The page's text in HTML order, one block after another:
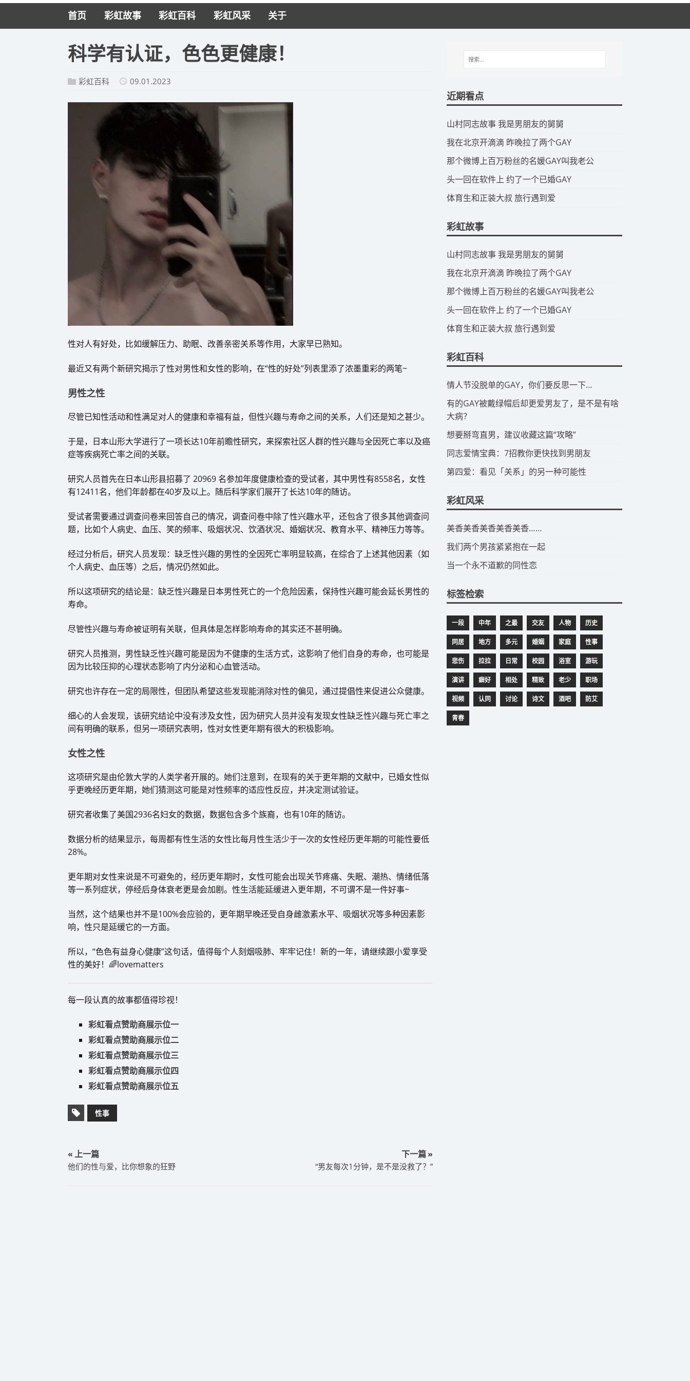
首页 彩虹故事 彩虹百科 彩虹风采 关于
科学有认证，色色更健康！
彩虹百科 09.01.2023
​性对人有好处，比如缓解压力、助眠、改善亲密关系等作用，大家早已熟知。
最近又有两个新研究揭示了性对男性和女性的影响，在“性的好处”列表里添了浓墨重彩的两笔~
男性之性
尽管已知性活动和性满足对人的健康和幸福有益，但性兴趣与寿命之间的关系，人们还是知之甚少。
于是，日本山形大学进行了一项长达10年前瞻性研究，来探索社区人群的性兴趣与全因死亡率以及癌
症等疾病死亡率之间的关联。
研究人员首先在日本山形县招募了 20969 名参加年度健康检查的受试者，其中男性有8558名，女性
有12411名，他们年龄都在40岁及以上。随后科学家们展开了长达10年的随访。
受试者需要通过调查问卷来回答自己的情况，调查问卷中除了性兴趣水平，还包含了很多其他调查问
题，比如个人病史、血压、笑的频率、吸烟状况、饮酒状况、婚姻状况、教育水平、精神压力等等。
​经过分析后，研究人员发现：缺乏性兴趣的男性的全因死亡率明显较高，在综合了上述其他因素（如
个人病史、血压等）之后，情况仍然如此。
所以这项研究的结论是：缺乏性兴趣是日本男性死亡的一个危险因素，保持性兴趣可能会延长男性的
寿命。
尽管性兴趣与寿命被证明有关联，但具体是怎样影响寿命的其实还不甚明确。
研究人员推测，男性缺乏性兴趣可能是因为不健康的生活方式，这影响了他们自身的寿命，也可能是
因为比较压抑的心理状态影响了内分泌和心血管活动。
研究也许存在一定的局限性，但团队希望这些发现能消除对性的偏见，通过提倡性来促进公众健康。
细心的人会发现，该研究结论中没有涉及女性，因为研究人员并没有发现女性缺乏性兴趣与死亡率之
间有明确的联系，但另一项研究表明，性对女性更年期有很大的积极影响。
女性之性
这项研究是由伦敦大学的人类学者开展的。她们注意到，在现有的关于更年期的文献中，已婚女性似
乎更晚经历更年期，她们猜测这可能是对性频率的适应性反应，并决定测试验证。
​研究者收集了美国2936名妇女的数据，数据包含多个族裔，也有10年的随访。
数据分析的结果显示，每周都有性生活的女性比每月性生活少于一次的女性经历更年期的可能性要低
28%。
更年期对女性来说是不可避免的，经历更年期时，女性可能会出现关节疼痛、失眠、潮热、情绪低落
等一系列症状，停经后身体衰老更是会加剧。性生活能延缓进入更年期，不可谓不是一件好事~
当然，这个结果也并不是100%会应验的，更年期早晚还受自身雌激素水平、吸烟状况等多种因素影
响，性只是延缓它的一方面。
所以，“色色有益身心健康”这句话，值得每个人刻烟吸肺、牢牢记住！新的一年，请继续跟小爱享受
性的美好！🌈lovematters
每一段认真的故事都值得珍视！
彩虹看点赞助商展示位一
彩虹看点赞助商展示位二
彩虹看点赞助商展示位三
彩虹看点赞助商展示位四
彩虹看点赞助商展示位五
性事
« 上一篇
他们的性与爱，比你想象的狂野
下一篇 »
“男友每次1分钟，是不是没救了？”
近期看点
​山村同志故事 我是男朋友的舅舅
​我在北京开滴滴 昨晚拉了两个GAY
​那个微博上百万粉丝的名媛GAY叫我老公
​头一回在软件上 约了一个已婚GAY
​体育生和正装大叔 旅行遇到爱
彩虹故事
​山村同志故事 我是男朋友的舅舅
​我在北京开滴滴 昨晚拉了两个GAY
​那个微博上百万粉丝的名媛GAY叫我老公
​头一回在软件上 约了一个已婚GAY
​体育生和正装大叔 旅行遇到爱
彩虹百科
​情人节没脱单的GAY，你们要反思一下…
​有的GAY被戴绿帽后却更爱男友了，是不是有啥
大病？
​想要掰弯直男，建议收藏这篇“攻略”
​同志爱情宝典：7招教你更快找到男朋友
​第四爱：看见「关系」的另一种可能性
彩虹风采
​美香美香美香美香美香……
我们两个男孩紧紧抱在一起
当一个永不道歉的同性恋
标签检索
一段 中年 之最 交友 人物 历史
同居 地方 多元 婚姻 家庭 性事
悲伤 拉拉 日常 校园 浴室 游玩
演讲 癖好 相处 精致 老少 职场
视频 认同 讨论 诗文 酒吧 防艾
青春